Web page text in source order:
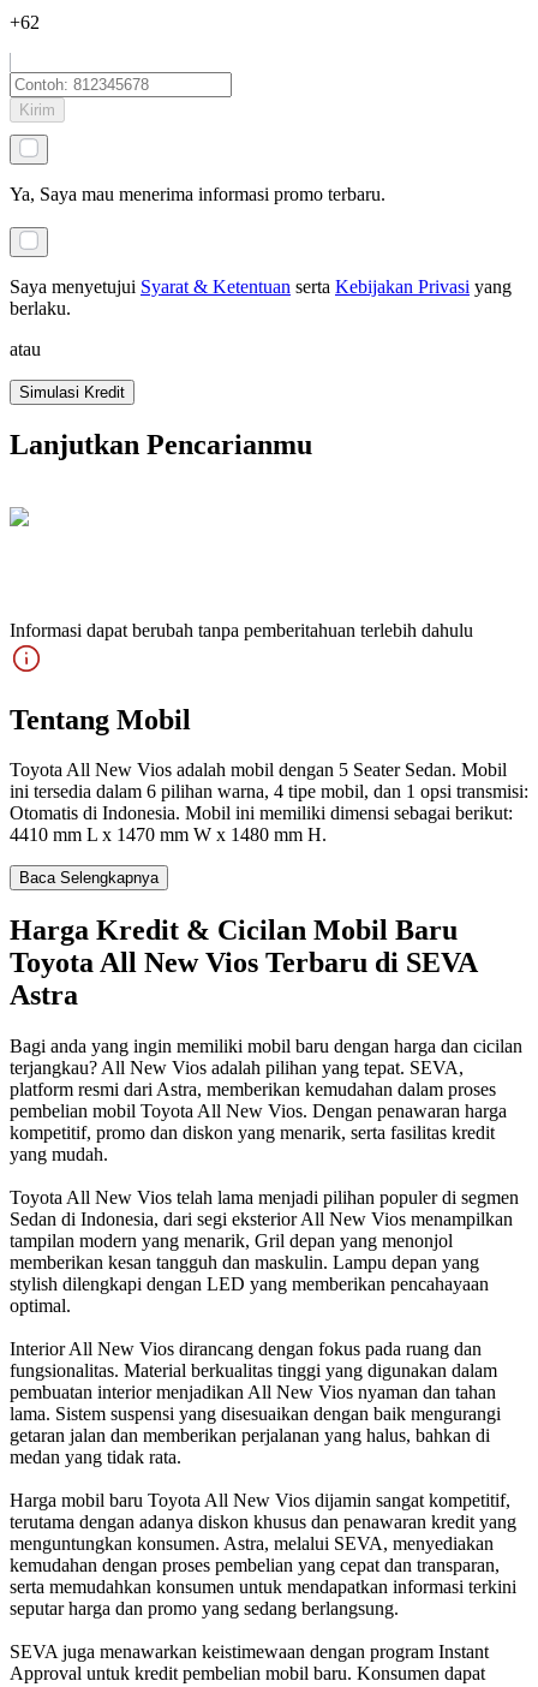
+62
Kirim
Ya, Saya mau menerima informasi promo terbaru.
Saya menyetujui Syarat & Ketentuan serta Kebijakan Privasi yang
berlaku.
atau
Simulasi Kredit
Lanjutkan Pencarianmu
Informasi dapat berubah tanpa pemberitahuan terlebih dahulu
Tentang Mobil
Toyota All New Vios adalah mobil dengan 5 Seater Sedan. Mobil
ini tersedia dalam 6 pilihan warna, 4 tipe mobil, dan 1 opsi transmisi:
Otomatis di Indonesia. Mobil ini memiliki dimensi sebagai berikut:
4410 mm L x 1470 mm W x 1480 mm H.
Baca Selengkapnya
Harga Kredit & Cicilan Mobil Baru
Toyota All New Vios Terbaru di SEVA
Astra
Bagi anda yang ingin memiliki mobil baru dengan harga dan cicilan
terjangkau? All New Vios adalah pilihan yang tepat. SEVA,
platform resmi dari Astra, memberikan kemudahan dalam proses
pembelian mobil Toyota All New Vios. Dengan penawaran harga
kompetitif, promo dan diskon yang menarik, serta fasilitas kredit
yang mudah.
Toyota All New Vios telah lama menjadi pilihan populer di segmen
Sedan di Indonesia, dari segi eksterior All New Vios menampilkan
tampilan modern yang menarik, Gril depan yang menonjol
memberikan kesan tangguh dan maskulin. Lampu depan yang
stylish dilengkapi dengan LED yang memberikan pencahayaan
optimal.
Interior All New Vios dirancang dengan fokus pada ruang dan
fungsionalitas. Material berkualitas tinggi yang digunakan dalam
pembuatan interior menjadikan All New Vios nyaman dan tahan
lama. Sistem suspensi yang disesuaikan dengan baik mengurangi
getaran jalan dan memberikan perjalanan yang halus, bahkan di
medan yang tidak rata.
Harga mobil baru Toyota All New Vios dijamin sangat kompetitif,
terutama dengan adanya diskon khusus dan penawaran kredit yang
menguntungkan konsumen. Astra, melalui SEVA, menyediakan
kemudahan dengan proses pembelian yang cepat dan transparan,
serta memudahkan konsumen untuk mendapatkan informasi terkini
seputar harga dan promo yang sedang berlangsung.
SEVA juga menawarkan keistimewaan dengan program Instant
Approval untuk kredit pembelian mobil baru. Konsumen dapat